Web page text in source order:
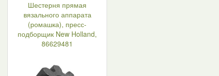
Шестерня прямая
вязального аппарата
(ромашка), пресс-
подборщик New Holland,
86629481